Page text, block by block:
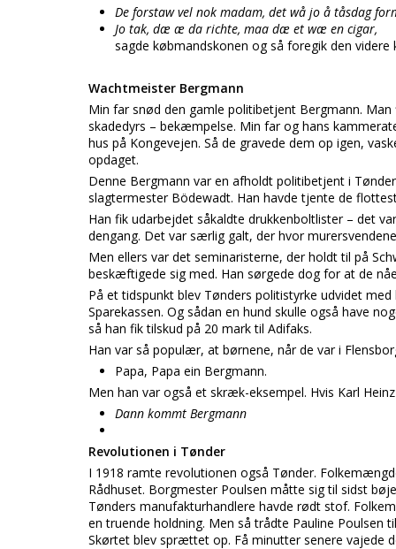
De forstaw vel nok madam, det wå jo å tåsdag
Jo tak, dæ æ da richte, maa dæ et wæ en cigar,
sagde købmandskonen og så foregik den
Wachtmeister Bergmann
Min far snød den gamle politibetjent Bergmann.
skadedyrs – bekæmpelse. Min far og hans
hus på Kongevejen. Så de gravede dem op igen,
opdaget.
Denne Bergmann var en afholdt politibetjent i
slagtermester Bödewadt. Han havde tjente de
Han fik udarbejdet såkaldte drukkenboltlister – det
dengang. Det var særlig galt, der hvor
Men ellers var det seminaristerne, der holdt til på
beskæftigede sig med. Han sørgede dog for at de
På et tidspunkt blev Tønders politistyrke udvidet
Sparekassen. Og sådan en hund skulle også have
så han fik tilskud på 20 mark til Adifaks.
Han var så populær, at børnene, når de var i
Papa, Papa ein Bergmann.
Men han var også et skræk-eksempel. Hvis Karl
Dann kommt Bergmann
Revolutionen i Tønder
I 1918 ramte revolutionen også Tønder.
Rådhuset. Borgmester Poulsen måtte sig til sidst
Tønders manufakturhandlere havde rødt stof.
en truende holdning. Men så trådte Pauline Poulsen
Skørtet blev sprættet op. Få minutter senere vajede